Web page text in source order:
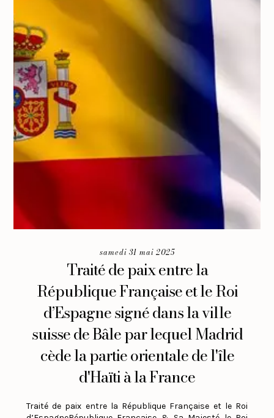
samedi 31 mai 2025
Traité de paix entre la
République Française et le Roi
d’Espagne signé dans la ville
suisse de Bâle par lequel Madrid
cède la partie orientale de l'île
d'Haïti à la France
Traité de paix entre la République Française et le Roi